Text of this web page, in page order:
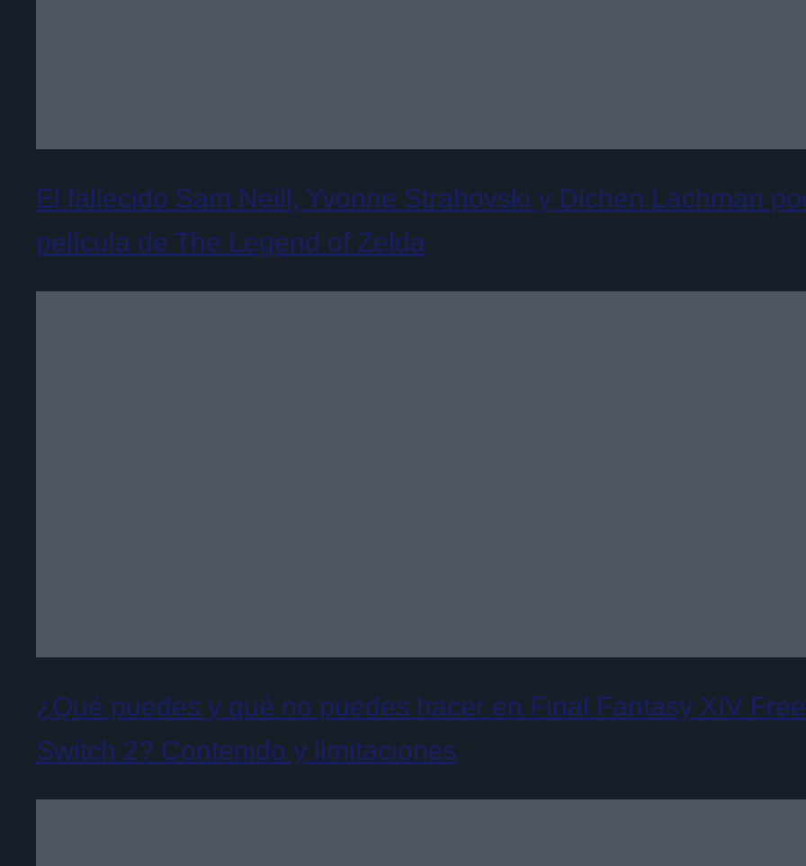
El fallecido Sam Neill, Yvonne Strahovski y Dichen Lachman
película de The Legend of Zelda
¿Qué puedes y qué no puedes hacer en Final Fantasy XIV
Switch 2? Contenido y limitaciones